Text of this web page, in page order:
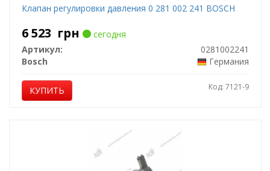
Клапан регулировки давления 0 281 002 241 BOSCH
6 523 грн
сегодня
Артикул:
0281002241
Bosch
Германия
КУПИТЬ Код: 7121-9